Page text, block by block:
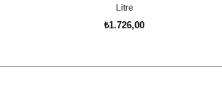
Litre
₺1.726,00